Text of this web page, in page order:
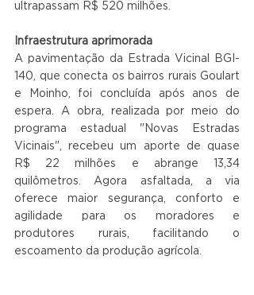
ultrapassam R$ 520 milhões.
Infraestrutura aprimorada
A pavimentação da Estrada Vicinal BGI-
140, que conecta os bairros rurais Goulart
e Moinho, foi concluída após anos de
espera. A obra, realizada por meio do
programa estadual "Novas Estradas
Vicinais", recebeu um aporte de quase
R$ 22 milhões e abrange 13,34
quilômetros. Agora asfaltada, a via
oferece maior segurança, conforto e
agilidade para os moradores e
produtores rurais, facilitando o
escoamento da produção agrícola.